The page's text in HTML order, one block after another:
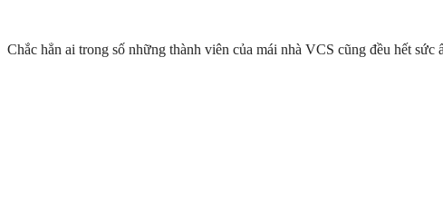
Chắc hẳn ai trong số những thành viên của mái nhà VCS cũng đều hết sức